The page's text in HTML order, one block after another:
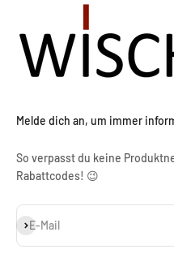
Melde dich an, um immer
So verpasst du keine
Rabattcodes! 😉
E-Mail
Abonnieren